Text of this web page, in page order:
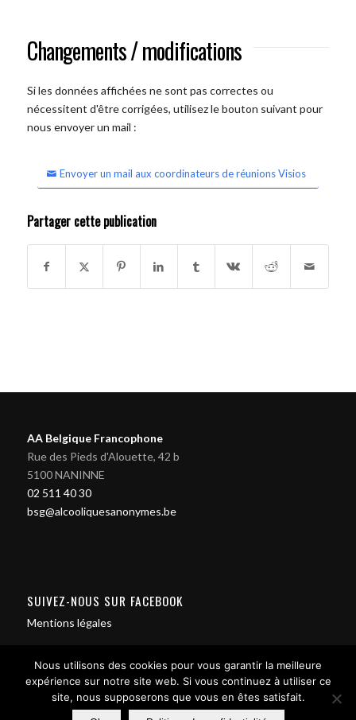
Changements / modifications
Si les données affichées ne sont pas correctes ou
nécessitent d'être corrigées, utilisez le bouton suivant pour
nous envoyer un mail :
Envoyer un mail aux coordinateurs de réunions Visios
Partager cette publication
AA Belgique Francophone
Rue des Pieds d'Alouette, 42 b
5100 NANINNE
02 511 40 30
bsg@alcooliquesanonymes.be
SUIVEZ-NOUS SUR FACEBOOK
Mentions légales
Nous utilisons des cookies pour vous garantir la meilleure
expérience sur notre site web. Si vous continuez à utiliser ce
site, nous supposerons que vous en êtes satisfait.
Contact us